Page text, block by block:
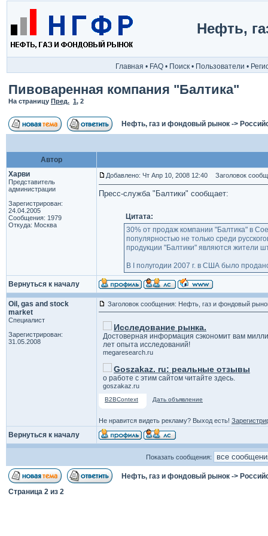
Нефть,
Главная • FAQ • Поиск • Пользователи •
Пивоваренная компания "Балтика"
На страницу Пред. 1, 2
Нефть, газ и фондовый рынок ->
Автор
Харви
Представитель
администрации
Зарегистрирован:
24.04.2005
Сообщения: 1979
Откуда: Москва
Добавлено: Чт Апр 10, 2008 12:40 Заголовок
Пресс-служба "Балтики" сообщает:
Цитата:
30% от продаж компании "Балтика" в
популярностью не только среди
продукции "Балтики" являются жители
В I полугодии 2007 г. в США было
Вернуться к началу
Oil, gas and stock
market
Специалист
Зарегистрирован:
31.05.2008
Заголовок сообщения: Нефть, газ и фондовый
Исследование рынка.
Достоверная информация сэкономит вам
лет опыта исследований!
megaresearch.ru
Goszakaz. ru: реальные отзывы
о работе с этим сайтом читайте здесь.
goszakaz.ru
B2BContext Дать объявление
Не нравится видеть рекламу? Выход есть!
Вернуться к началу
Показать сообщения:
Нефть, газ и фондовый рынок ->
Страница 2 из 2